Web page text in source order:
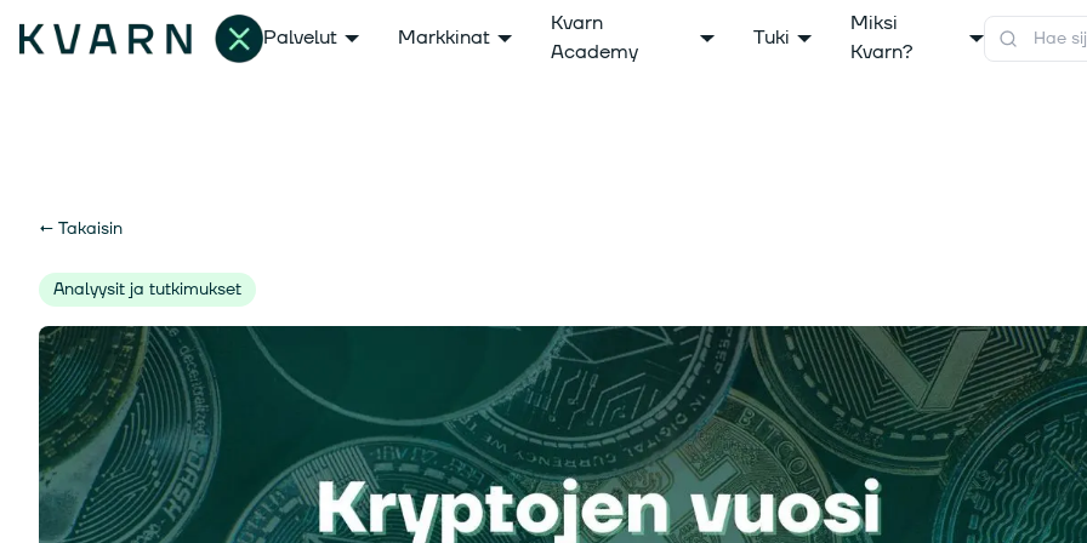
Palvelut Markkinat
Kvarn
Academy
Tuki
Miksi
Kvarn?
← Takaisin
Analyysit ja tutkimukset